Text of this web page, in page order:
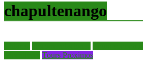
chapultenango
Tours Proximos